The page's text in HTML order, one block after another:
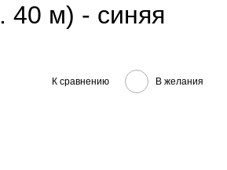
40 м) - синяя
К сравнению В желания